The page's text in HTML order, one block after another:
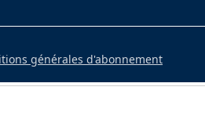
générales d'abonnement